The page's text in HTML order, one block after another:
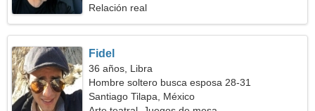
Relación real
Fidel
36 años, Libra
Hombre soltero busca esposa 28-31
Santiago Tilapa, México